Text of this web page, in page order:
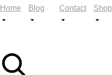
Home Blog Contact Shop